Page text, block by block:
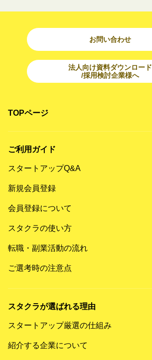
お問い合わせ
法人向け資料ダウンロード
/採用検討企業様へ
TOPページ
ご利用ガイド
スタートアップQ&A
新規会員登録
会員登録について
スタクラの使い方
転職・副業活動の流れ
ご選考時の注意点
スタクラが選ばれる理由
スタートアップ厳選の仕組み
紹介する企業について